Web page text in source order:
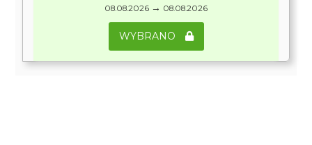
08.08.2026 → 08.08.2026
WYBRANO